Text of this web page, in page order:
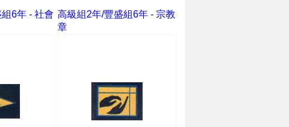
6年 - 社會 高級組2年/豐盛組6年 - 宗教
章